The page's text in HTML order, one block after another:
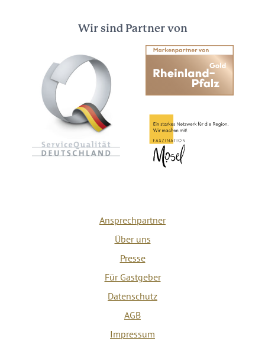
Wir sind Partner von
Ansprechpartner
Über uns
Presse
Für Gastgeber
Datenschutz
AGB
Impressum